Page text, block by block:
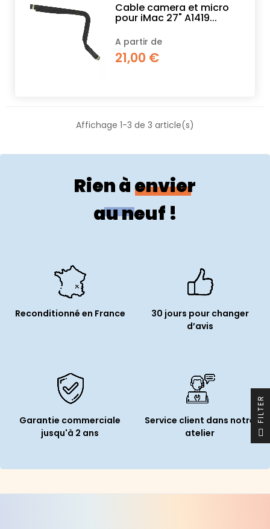
Cable camera et micro
pour iMac 27" A1419...
A partir de
21,00 €
Affichage 1-3 de 3 article(s)
Rien à envier
au neuf !
Reconditionné en France
30 jours pour changer
d’avis
Garantie commerciale
jusqu'à 2 ans
Service client dans notre
atelier
R